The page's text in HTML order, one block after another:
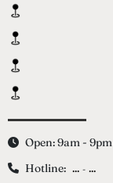
Open: 9am - 9pm
Hotline: ... - ...